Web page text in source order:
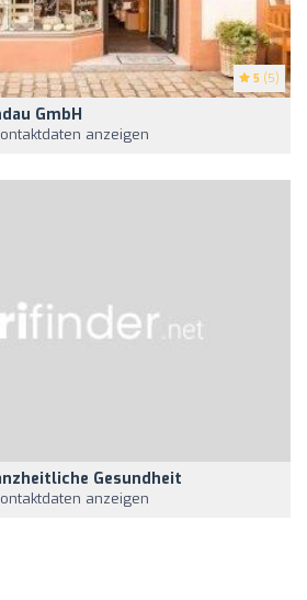
5 (5)
GmbH
anzeigen
Gesundheit
anzeigen